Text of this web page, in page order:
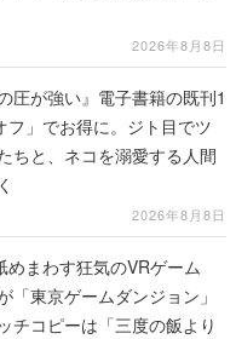
2026年8月8日
圧が強い』電子書籍の既刊1
フ」でお得に。ジト目でツ
ちと、ネコを溺愛する人間
2026年8月8日
めまわす狂気のVRゲーム
「東京ゲームダンジョン」
チコピーは「三度の飯より